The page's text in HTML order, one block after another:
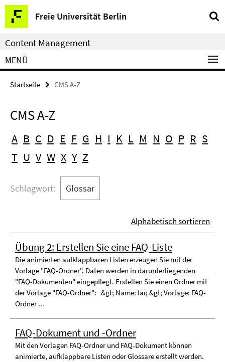
Freie Universität Berlin
Service-
Navigation
Content Management
MENÜ
Startseite CMS A-Z
CMS A-Z
A B C D E F G H I K L M N O P R S
T U V W X Y Z
Schlagwort: Glossar
Alphabetisch sortieren
Übung 2: Erstellen Sie eine FAQ-Liste
Die animierten aufklappbaren Listen erzeugen Sie mit der
Vorlage "FAQ-Ordner". Daten werden in darunterliegenden
"FAQ-Dokumenten" eingepflegt. Erstellen Sie einen Ordner mit
der Vorlage "FAQ-Ordner": &gt; Name: faq &gt; Vorlage: FAQ-
Ordner ...
FAQ-Dokument und -Ordner
Mit den Vorlagen FAQ-Ordner und FAQ-Dokument können
animierte, aufklappbare Listen oder Glossare erstellt werden.